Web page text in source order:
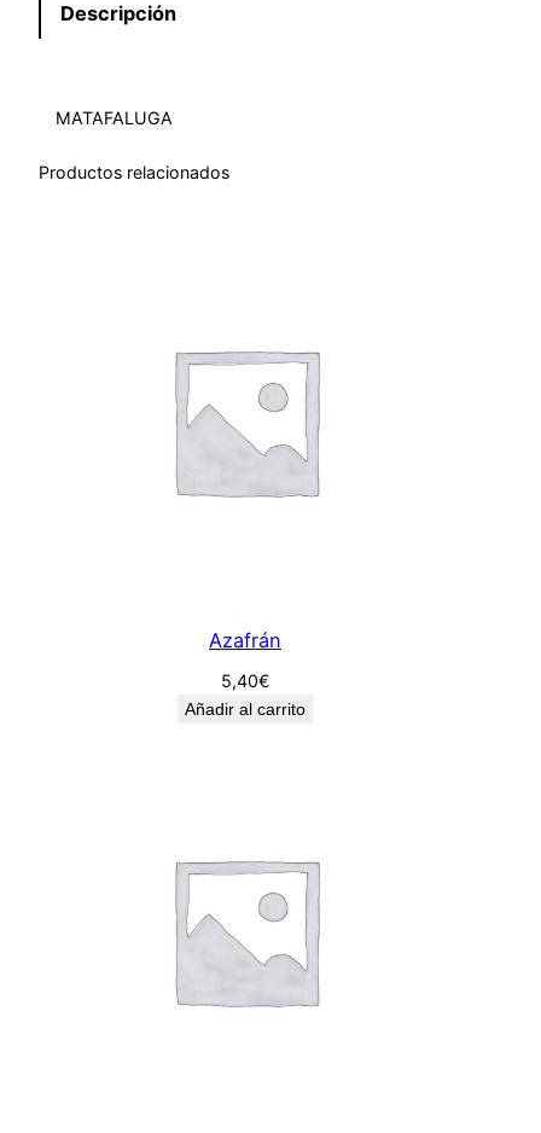
a
d
Descripción
MATAFALUGA
Productos relacionados
Azafrán
5,40€
Añadir al carrito